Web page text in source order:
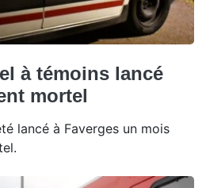
à témoins lancé
mortel
lancé à Faverges un mois